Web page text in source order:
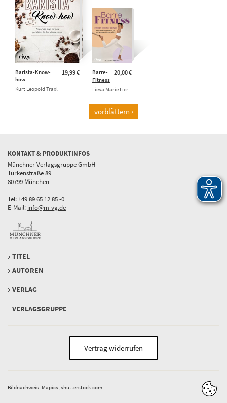
19,99 €
Barista-Know-
how
Kurt Leopold Traxl
20,00 €
Barre-
Fitness
Liesa Marie Lier
vorblättern ›
KONTAKT & PRODUKTINFOS
Münchner Verlagsgruppe GmbH
Türkenstraße 89
80799 München
Tel: +49 89 65 12 85 -0
E-Mail: info@m-vg.de
TITEL
AUTOREN
VERLAG
VERLAGSGRUPPE
Vertrag widerrufen
Bildnachweis: Mapics, shutterstock.com